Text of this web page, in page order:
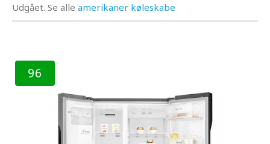
Udgået. Se alle amerikaner køleskabe
96